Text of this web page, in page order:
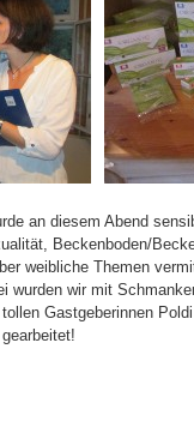
an diesem Abend
Beckenboden/
weibliche Themen
wurden wir mit
Gastgeberinnen